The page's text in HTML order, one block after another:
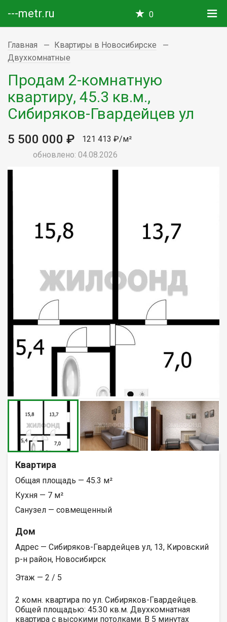
---metr.ru 0
Главная
Квартиры в Новосибирске
Двухкомнатные
Продам 2-комнатную
квартиру, 45.3 кв.м.,
Сибиряков-Гвардейцев ул
5 500 000 ₽
121 413 ₽/м²
обновлено: 04.08.2026
Квартира
Общая площадь — 45.3 м²
Кухня — 7 м²
Санузел — совмещенный
Дом
Адрес — Сибиряков-Гвардейцев ул, 13, Кировский
р-н район, Новосибирск
Этаж — 2 / 5
2 комн. квартира по ул. Сибиряков-Гвардейцев.
Общей площадью: 45.30 кв.м. Двухкомнатная
квартира с высокими потолками. В 5 минутах